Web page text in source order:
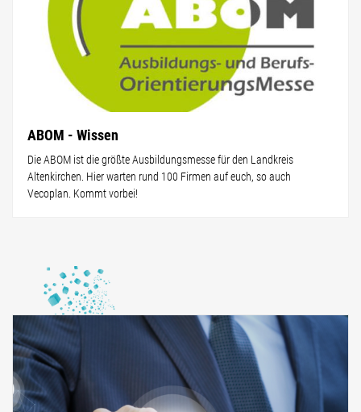
ABOM - Wissen
Die ABOM ist die größte Ausbildungsmesse für den Landkreis
Altenkirchen. Hier warten rund 100 Firmen auf euch, so auch
Vecoplan. Kommt vorbei!